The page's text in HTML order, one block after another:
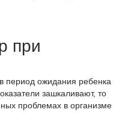
при
ожидания ребенка
зашкаливают, то
проблемах в организме